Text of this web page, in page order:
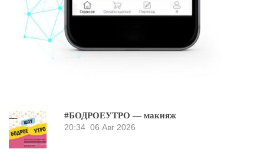
#БОДРОЕУТРО — макияж
20:34 06 Авг 2026